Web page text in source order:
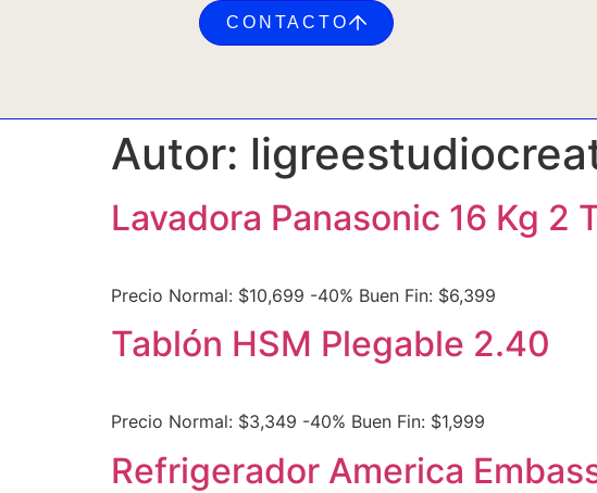
CONTACTO
Autor:
Lavadora Panasonic 16 Kg 2
Precio Normal: $10,699 -40% Buen Fin: $6,399
Tablón HSM Plegable 2.40
Precio Normal: $3,349 -40% Buen Fin: $1,999
Refrigerador America